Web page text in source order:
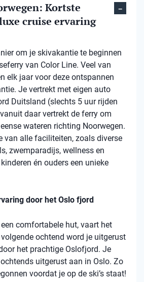
Kortste
cruise ervaring
om je skivakantie te beginnen
van Color Line. Veel van
elk jaar voor deze ontspannen
Je vertrekt met eigen auto
Duitsland (slechts 5 uur rijden
daar vertrekt de ferry om
wateren richting Noorwegen.
van alle faciliteiten, zoals diverse
zwemparadijs, wellness en
én ouders een unieke
door het Oslo fjord
comfortabele hut, vaart het
ochtend word je uitgerust
het prachtige Oslofjord. Je
uitgerust aan in Oslo. Zo
voordat je op de ski’s staat!